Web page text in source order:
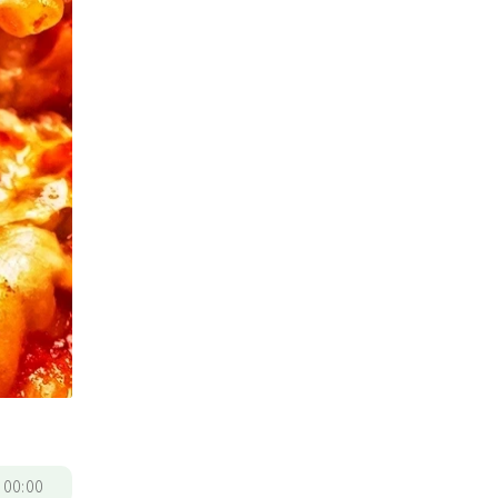
00:00